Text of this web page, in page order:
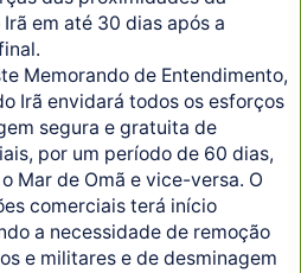
em até 30 dias após a
Memorando de Entendimento,
Irã envidará todos os esforços
segura e gratuita de
por um período de 60 dias,
Mar de Omã e vice-versa. O
comerciais terá início
a necessidade de remoção
e militares e de desminagem